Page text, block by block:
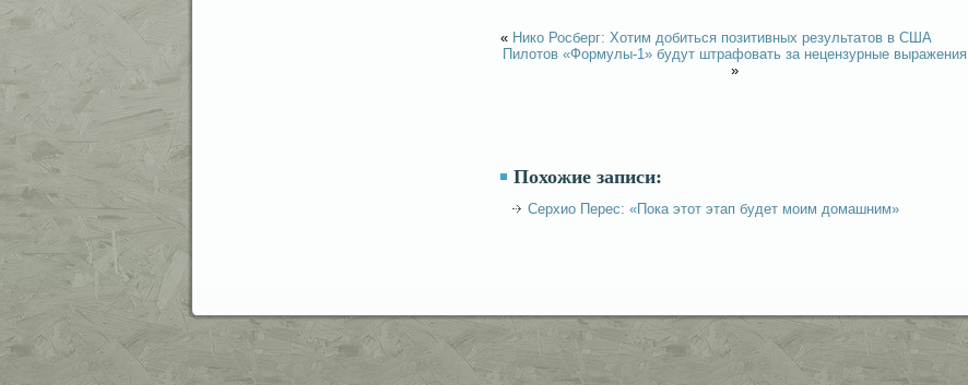
« Нико Росберг: Хотим добиться позитивных результатов в США
Пилотов «Формулы-1» будут штрафовать за нецензурные выражения
»
Похожие записи:
Серхио Перес: «Пока этот этап будет моим домашним»